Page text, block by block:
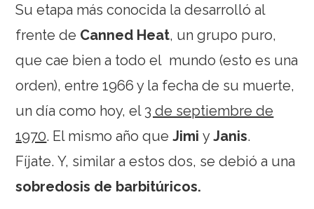
Su etapa más conocida la desarrolló al
frente de Canned Heat, un grupo puro,
que cae bien a todo el mundo (esto es una
orden), entre 1966 y la fecha de su muerte,
un día como hoy, el 3 de septiembre de
1970. El mismo año queJimiyJanis.
Fíjate. Y, similar a estos dos, se debió a una
sobredosis de barbitúricos.